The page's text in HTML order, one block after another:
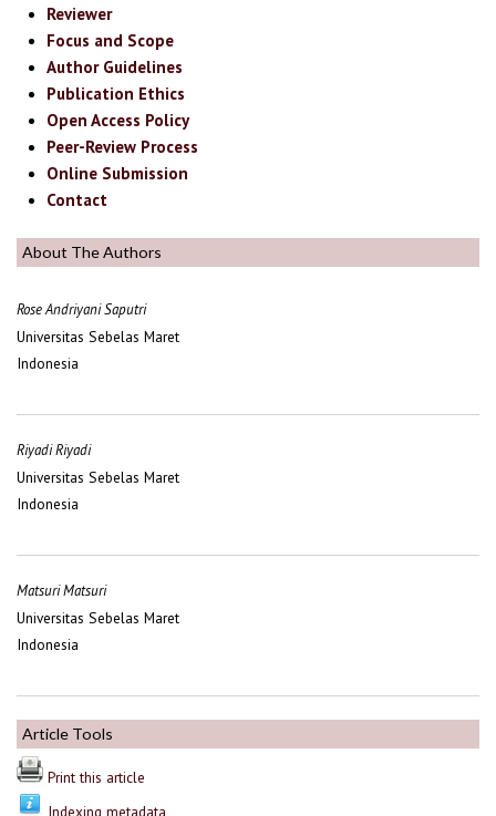
Reviewer
Focus and Scope
Author Guidelines
Publication Ethics
Open Access Policy
Peer-Review Process
Online Submission
Contact
About The Authors
Rose Andriyani Saputri
Universitas Sebelas Maret
Indonesia
Riyadi Riyadi
Universitas Sebelas Maret
Indonesia
Matsuri Matsuri
Universitas Sebelas Maret
Indonesia
Article Tools
Print this article
Indexing metadata